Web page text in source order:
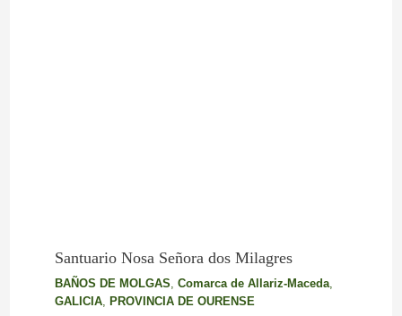
Santuario Nosa Señora dos Milagres
BAÑOS DE MOLGAS, Comarca de Allariz-Maceda,
GALICIA, PROVINCIA DE OURENSE